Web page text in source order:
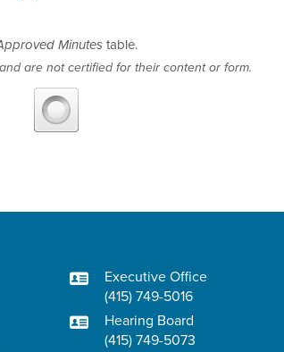
Minutes table.
are not certified for their content or form.
Executive Office
(415) 749-5016
Hearing Board
(415) 749-5073